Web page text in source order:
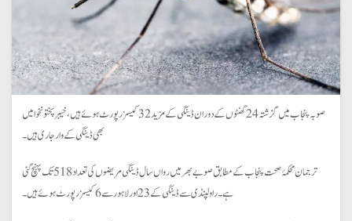
صوبہ پنجاب میں گزشتہ 24 گھنٹوں کے دوران ڈینگی کے مزید 32 کیسز رپورٹ ہوئے ہیں، خیبر پختونخوا میں
بھی ڈینگی کے وار جاری ہیں۔
ترجمان محکمۂ صحت پنجاب کے مطابق صوبے بھر میں رواں سال ڈینگی مریضوں کی تعداد 518 تک پہنچ گئی
ہے۔ راولپنڈی سے ڈینگی کے 23 اور لاہور سے 6 کیسز رپورٹ ہوئے ہیں۔